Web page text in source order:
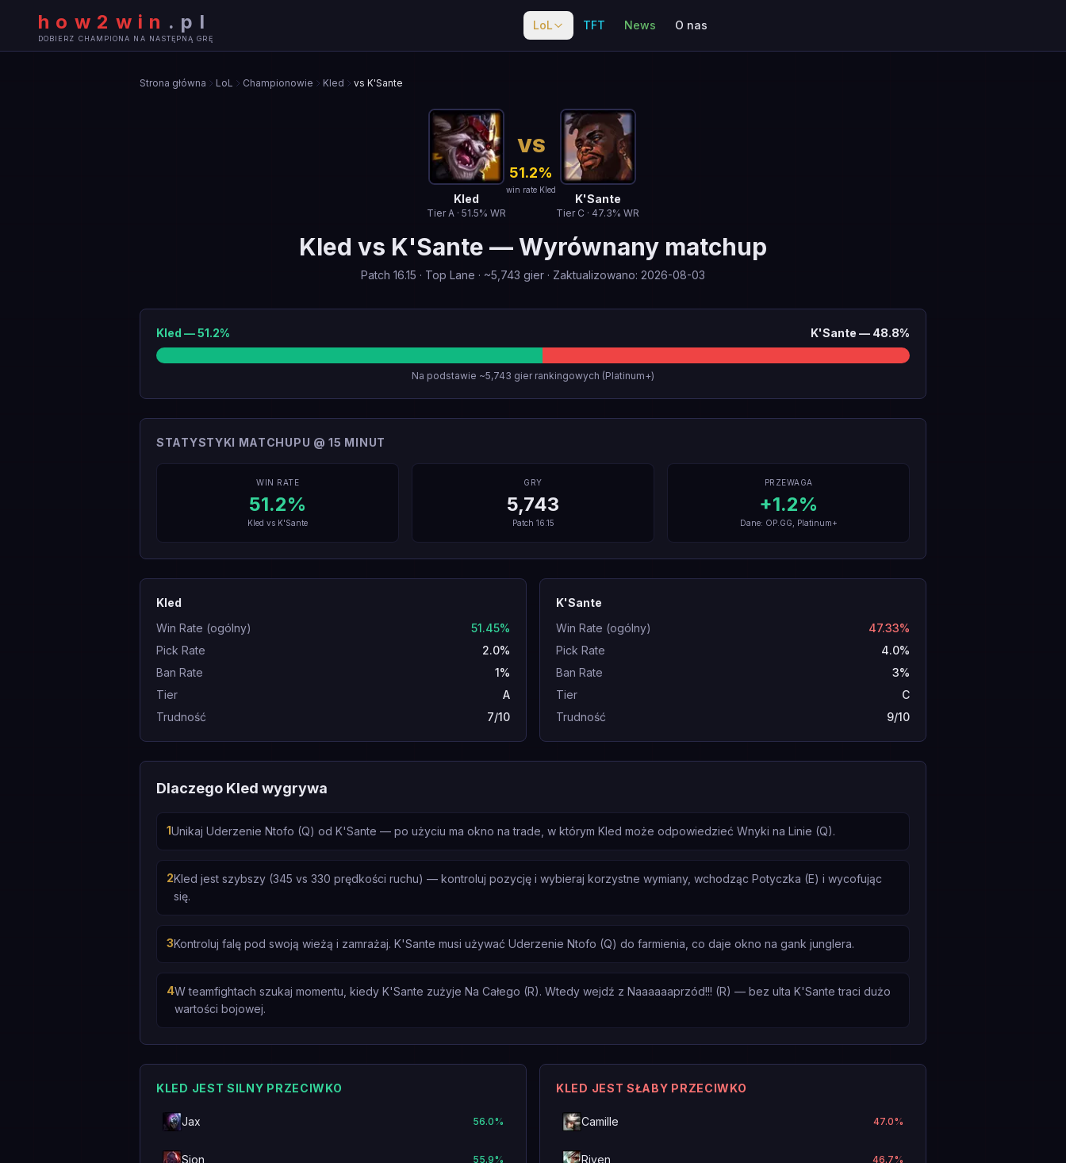
how2win . pl
DOBIERZ CHAMPIONA NA NASTĘPNĄ GRĘ
LoL TFT News O nas
Strona główna LoL Championowie Kled vs K'Sante
Kled
TierA · 51.5% WR
VS
51.2%
win rate Kled
K'Sante
Tier C · 47.3% WR
Kled vs K'Sante —Wyrównany matchup
Patch 16.15 · Top Lane · ~5,743 gier · Zaktualizowano: 2026-08-03
Kled —51.2% K'Sante — 48.8%
Na podstawie ~5,743 gier rankingowych (Platinum+)
STATYSTYKI MATCHUPU @ 15 MINUT
WIN RATE
51.2%
Kled vs K'Sante
GRY
5,743
Patch 16.15
PRZEWAGA
+1.2%
Dane: OP.GG, Platinum+
Kled
Win Rate (ogólny)
51.45%
Pick Rate
2.0%
Ban Rate
1%
Tier
A
Trudność
7/10
K'Sante
Win Rate (ogólny)
47.33%
Pick Rate
4.0%
Ban Rate
3%
Tier
C
Trudność
9/10
Dlaczego Kled wygrywa
1Unikaj Uderzenie Ntofo (Q) od K'Sante — po użyciu ma okno na trade, w którym Kled może odpowiedzieć Wnyki na Linie (Q).
2Kled jest szybszy (345 vs 330 prędkości ruchu) — kontroluj pozycję i wybieraj korzystne wymiany, wchodząc Potyczka (E) i wycofując
się.
3Kontroluj falę pod swoją wieżą i zamrażaj. K'Sante musi używać Uderzenie Ntofo (Q) do farmienia, co daje okno na gank junglera.
4W teamfightach szukaj momentu, kiedy K'Sante zużyje Na Całego (R). Wtedy wejdź z Naaaaaaprzód!!! (R) — bez ulta K'Sante traci dużo
wartości bojowej.
KLED JEST SILNY PRZECIWKO
Jax 56.0%
Sion 55.9%
KLED JEST SŁABY PRZECIWKO
Camille 47.0%
Riven 46.7%